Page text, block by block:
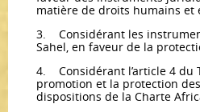
matière de droits humains et
3. Considérant les
Sahel, en faveur de la
4. Considérant l’article 4 du
promotion et la protection
dispositions de la Charte